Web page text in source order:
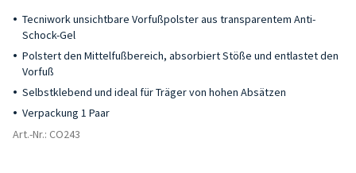
Tecniwork unsichtbare Vorfußpolster aus transparentem Anti-
Schock-Gel
Polstert den Mittelfußbereich, absorbiert Stöße und entlastet den
Vorfuß
Selbstklebend und ideal für Träger von hohen Absätzen
Verpackung 1 Paar
Art.-Nr.: CO243